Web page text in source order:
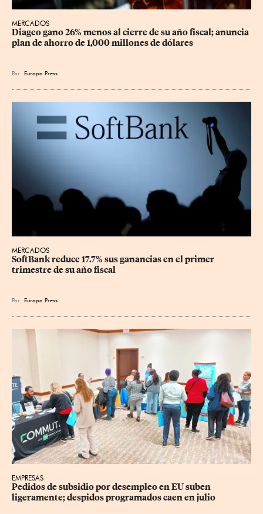
MERCADOS
Diageo gano 26% menos al cierre de su año fiscal; anuncia
plan de ahorro de 1,000 millones de dólares
Por Europa Press
MERCADOS
SoftBank reduce 17.7% sus ganancias en el primer
trimestre de su año fiscal
Por Europa Press
EMPRESAS
Pedidos de subsidio por desempleo en EU suben
ligeramente; despidos programados caen en julio